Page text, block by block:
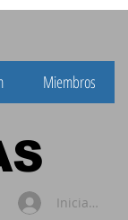
Miembros
Iniciar sesión